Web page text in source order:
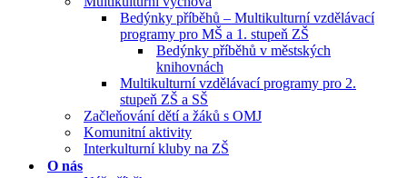
Bedýnky příběhů – Multikulturní vzdělávací
programy pro MŠ a 1. stupeň ZŠ
Bedýnky příběhů v městských
knihovnách
Multikulturní vzdělávací programy pro 2.
stupeň ZŠ a SŠ
Začleňování dětí a žáků s OMJ
Komunitní aktivity
Interkulturní kluby na ZŠ
O nás